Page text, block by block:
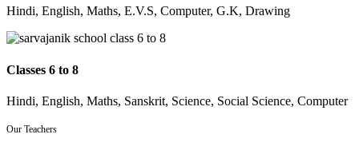
Hindi, English, Maths, E.V.S, Computer, G.K, Drawing
Classes 6 to 8
Hindi, English, Maths, Sanskrit, Science, Social Science, Computer
Our Teachers